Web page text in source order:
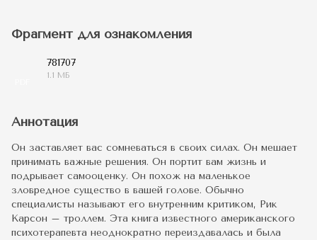
Фрагмент для ознакомления
781707
1.1 МБ
Аннотация
Он заставляет вас сомневаться в своих силах. Он мешает
принимать важные решения. Он портит вам жизнь и
подрывает самооценку. Он похож на маленькое
зловредное существо в вашей голове. Обычно
специалисты называют его внутренним критиком, Рик
Карсон – троллем. Эта книга известного американского
психотерапевта неоднократно переиздавалась и была